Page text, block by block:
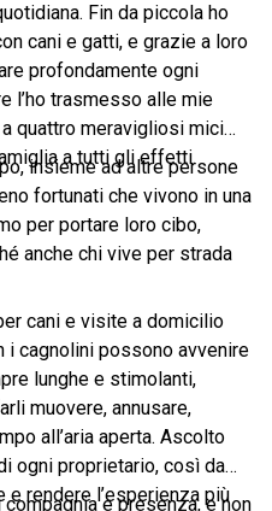
Fin da piccola ho
cani e gatti, e grazie a loro
profondamente ogni
l’ho trasmesso alle mie
quattro meravigliosi mici
a tutti gli effetti.
insieme ad altre persone
fortunati che vivono in una
per portare loro cibo,
anche chi vive per strada
cani e visite a domicilio
i cagnolini possono avvenire
lunghe e stimolanti,
muovere, annusare,
all’aria aperta. Ascolto
ogni proprietario, così da
rendere l’esperienza più
e presenza, e non